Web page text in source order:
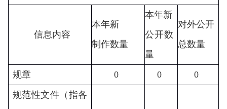
信息内容
本年新
制作数量
本年新
公开数
量
对外公开
总数量
规章 0 0
0
规范性文件（指各